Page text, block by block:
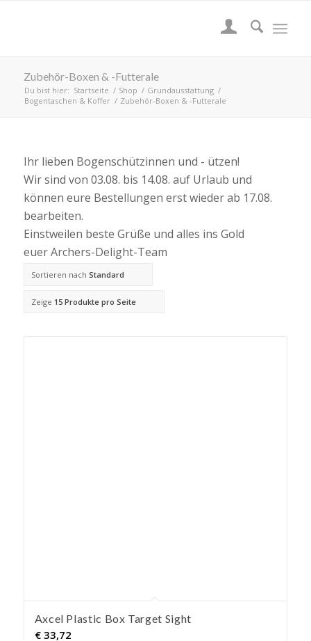
Zubehör-Boxen & -Futterale
Du bist hier: Startseite / Shop / Grundausstattung /
Bogentaschen & Koffer / Zubehör-Boxen & -Futterale
Ihr lieben Bogenschützinnen und - ützen!
Wir sind von 03.08. bis 14.08. auf Urlaub und
können eure Bestellungen erst wieder ab 17.08.
bearbeiten.
Einstweilen beste Grüße und alles ins Gold
euer Archers-Delight-Team
Sortieren nach Standard
Zeige 15 Produkte pro Seite
Axcel Plastic Box Target Sight
€33,72